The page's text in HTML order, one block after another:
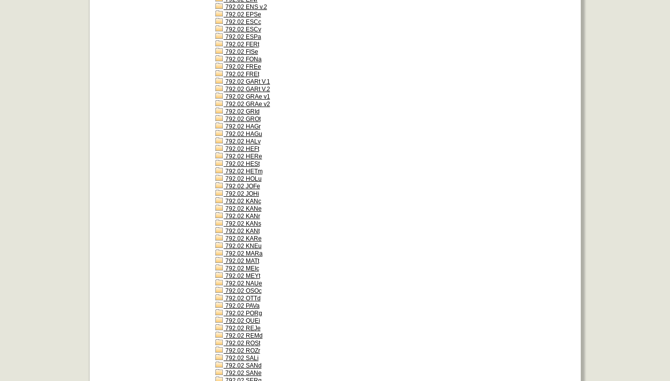
792.02 ENS v.2
792.02 EPSe
792.02 ESCc
792.02 ESCv
792.02 ESPa
792.02 FERt
792.02 FISe
792.02 FONa
792.02 FREe
792.02 FREt
792.02 GARt V.1
792.02 GARt V.2
792.02 GRAe v1
792.02 GRAe v2
792.02 GRId
792.02 GROt
792.02 HAGr
792.02 HAGu
792.02 HALv
792.02 HEFt
792.02 HERe
792.02 HESt
792.02 HETm
792.02 HOLu
792.02 JOFe
792.02 JOHi
792.02 KANc
792.02 KANe
792.02 KANr
792.02 KANs
792.02 KANt
792.02 KARe
792.02 KNEu
792.02 MARa
792.02 MATt
792.02 MEIc
792.02 MEYt
792.02 NAUe
792.02 OSOc
792.02 OTTd
792.02 PAVa
792.02 PORg
792.02 QUEi
792.02 REJe
792.02 REMd
792.02 ROSt
792.02 ROZr
792.02 SALi
792.02 SANd
792.02 SANe